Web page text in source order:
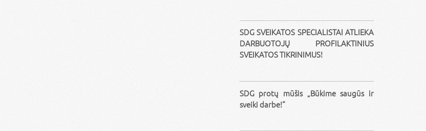
SDG SVEIKATOS SPECIALISTAI ATLIEKA
DARBUOTOJŲ PROFILAKTINIUS
SVEIKATOS TIKRINIMUS!
SDG protų mūšis „Būkime saugūs ir
sveiki darbe!“